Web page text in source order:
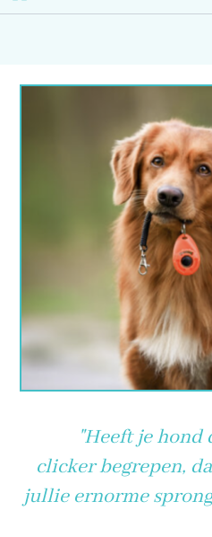
"Heeft je hond
clicker begrepen,
jullie ernorme